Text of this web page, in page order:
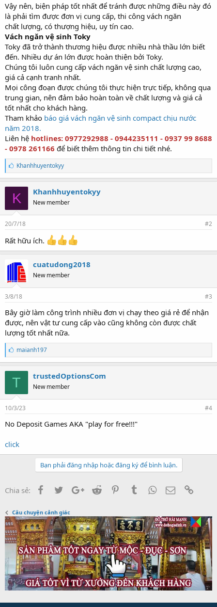
Vậy nên, biện pháp tốt nhất để tránh được những điều này đó
là phải tìm được đơn vị cung cấp, thi công vách ngăn
chất lượng, có thượng hiệu, uy tín cao.
Vách ngăn vệ sinh Toky
Toky đã trở thành thương hiệu được nhiều nhà thầu lớn biết
đến. Nhiều dự án lớn được hoàn thiện bởi Toky.
Chúng tôi luôn cung cấp vách ngăn vệ sinh chất lượng cao,
giá cả cạnh tranh nhất.
Mọi công đoạn được chúng tôi thực hiện trực tiếp, không qua
trung gian, nên đảm bảo hoàn toàn về chất lượng và giá cả
tốt nhất cho khách hàng.
Tham khảo báo giá vách ngăn vệ sinh compact chịu nước
năm 2018.
Liên hệ hotlines: 0977292988 - 0944235111 - 0937 99 8688
- 0978 261166 để biết thêm thông tin chi tiết nhé.
T
h
í
c
h
Khanhhuyentokyy
K Khanhhuyentokyy
New member
20/7/18 #2
Rất hữu ích.
cuatudong2018
New member
3/8/18 #3
Bây giờ làm công trình nhiều đơn vị chạy theo giá rẻ để nhận
được, nên vật tư cung cấp vào cũng không còn được chất
lượng tốt nhất nữa.
T
h
í
c
h
:
maianh197
T trustedOptionsCom
New member
10/3/23 #4
No Deposit Games AKA "play for free!!!"
click
Bạn phải đăng nhập hoặc đăng ký để bình luận.
Chia sẻ: FacebookTwitterGoogle+
Reddit PinterestTumblrWhatsApp
Email
Câu chuyện cảnh giác